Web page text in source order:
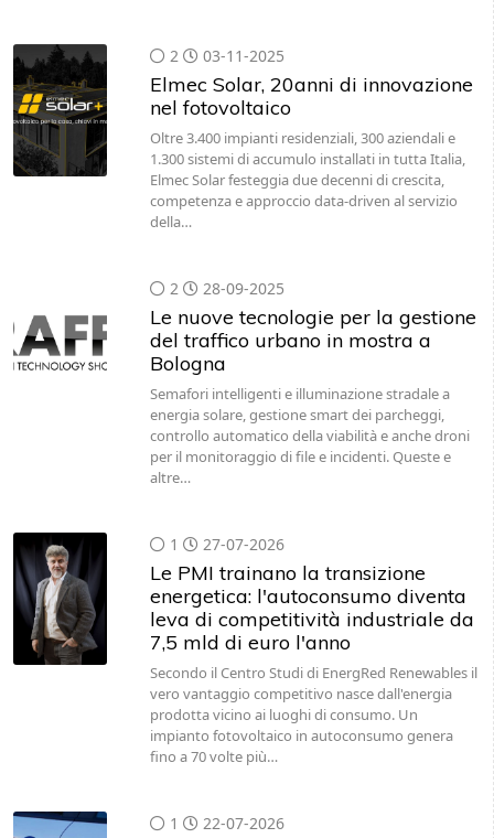
2 03-11-2025
Elmec Solar, 20anni di innovazione
nel fotovoltaico
Oltre 3.400 impianti residenziali, 300 aziendali e
1.300 sistemi di accumulo installati in tutta Italia,
Elmec Solar festeggia due decenni di crescita,
competenza e approccio data-driven al servizio
della…
2 28-09-2025
Le nuove tecnologie per la gestione
del traffico urbano in mostra a
Bologna
Semafori intelligenti e illuminazione stradale a
energia solare, gestione smart dei parcheggi,
controllo automatico della viabilità e anche droni
per il monitoraggio di file e incidenti. Queste e
altre…
1 27-07-2026
Le PMI trainano la transizione
energetica: l'autoconsumo diventa
leva di competitività industriale da
7,5 mld di euro l'anno
Secondo il Centro Studi di EnergRed Renewables il
vero vantaggio competitivo nasce dall'energia
prodotta vicino ai luoghi di consumo. Un
impianto fotovoltaico in autoconsumo genera
fino a 70 volte più…
1 22-07-2026